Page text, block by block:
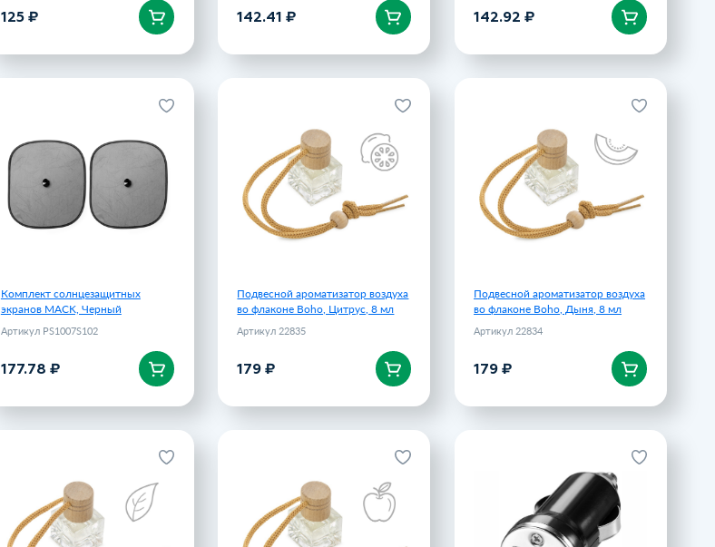
125 ₽ 142.41 ₽В корзину 142.92 ₽В корзину
Комплект солнцезащитных
экранов MACK, Черный
Артикул PS1007S102
177.78 ₽
Комплект солнцезащитных
Артикул PS1007S102
177.78 ₽
В корзину
Подвесной ароматизатор воздуха
во флаконе Boho, Цитрус, 8 мл
Артикул 22835
179 ₽
Подвесной ароматизатор воздуха
Артикул 22835
179 ₽
Подвесной ароматизатор воздуха
во флаконе Boho, Дыня, 8 мл
Артикул 22834
179 ₽
Подвесной ароматизатор воздуха
Артикул 22834
Подвесной ароматизатор воздуха
Артикул 22832
Подвесной ароматизатор воздуха
Артикул 22831
179 ₽
Адаптер автомобильный Casco,
черный
Артикул 10420800
205.23 ₽